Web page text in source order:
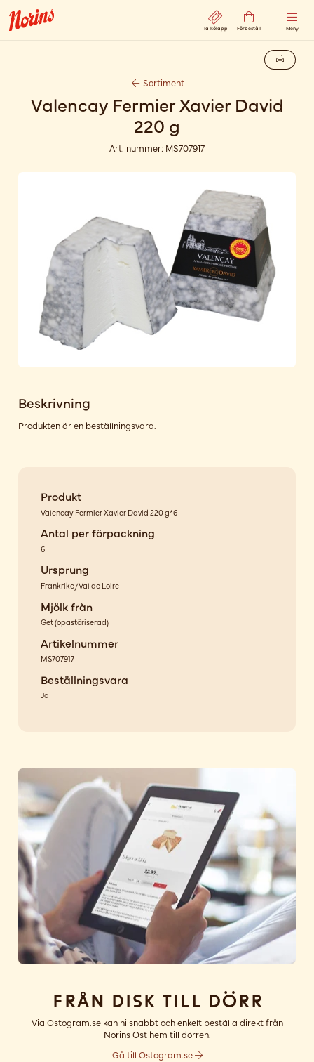
Ta kölapp Förbeställ Meny
Sortiment
Valencay Fermier Xavier David
220 g
Art. nummer: MS707917
Beskrivning
Produkten är en beställningsvara.
Produkt
Valencay Fermier Xavier David 220 g*6
Antal per förpackning
6
Ursprung
Frankrike/Val de Loire
Mjölk från
Get(opastöriserad)
Artikelnummer
MS707917
Beställningsvara
Ja
Från disk till dörr
Via Ostogram.se kan ni snabbt och enkelt beställa direkt från
Norins Ost hem till dörren.
Gå till Ostogram.se